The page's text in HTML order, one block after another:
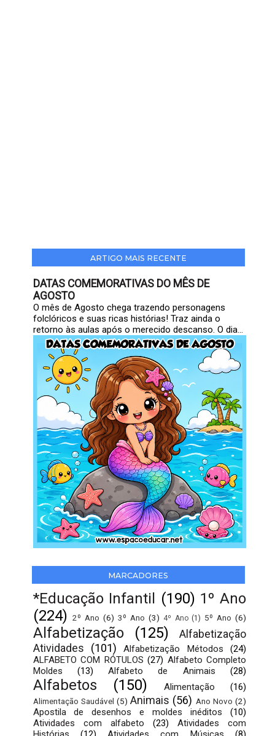
ARTIGO MAIS RECENTE
DATAS COMEMORATIVAS DO MÊS DE
AGOSTO
O mês de Agosto chega trazendo personagens
folclóricos e suas ricas histórias! Traz ainda o
retorno às aulas após o merecido descanso. O dia...
MARCADORES
*Educação Infantil (190) 1º Ano
(224) 2º Ano (6) 3º Ano (3) 4º Ano (1) 5º Ano (6)
Alfabetização (125)
Alfabetização
Atividades
(101) Alfabetização Métodos
(24)
ALFABETO COM RÓTULOS (27) Alfabeto Completo
Moldes
(13) Alfabeto de Animais (28)
Alfabetos (150) Alimentação (16)
Alimentação Saudável (5) Animais (56) Ano Novo (2)
Apostila de desenhos e moldes inéditos
(10)
Atividades com alfabeto
(23)
Atividades com